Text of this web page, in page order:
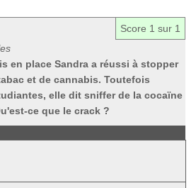
Score 1 sur 1
en place Sandra a réussi à stopper
et de cannabis. Toutefois
elle dit sniffer de la cocaïne
ce que le crack ?